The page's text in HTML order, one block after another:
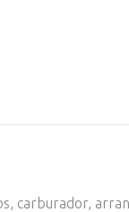
NO
carburador,